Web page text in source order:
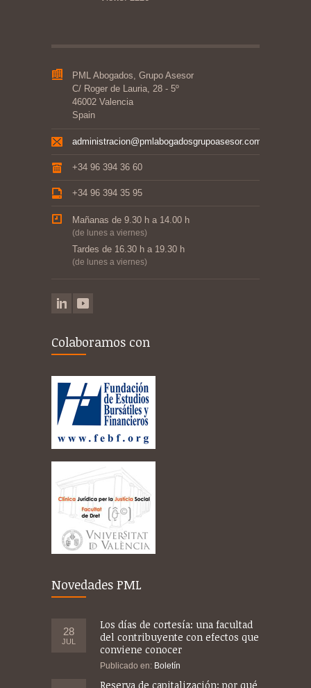
PML Abogados, Grupo Asesor
C/ Roger de Lauria, 28 - 5º
46002 Valencia
Spain
administracion@pmlabogadosgrupoasesor.com
+34 96 394 36 60
+34 96 394 35 95
Mañanas de 9.30 h a 14.00 h
(de lunes a viernes)
Tardes de 16.30 h a 19.30 h
(de lunes a viernes)
Colaboramos con
Novedades PML
28
JUL
Los días de cortesía: una facultad
del contribuyente con efectos que
conviene conocer
Publicado en: Boletín
Reserva de capitalización: por qué